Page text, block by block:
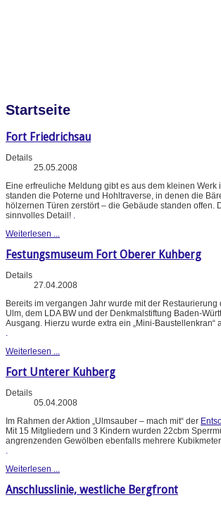
Startseite
Fort Friedrichsau
Details
25.05.2008
Eine erfreuliche Meldung gibt es aus dem kleinen
standen die Poterne und Hohltraverse, in denen die
hölzernen Türen zerstört – die Gebäude standen
sinnvolles Detail! .
Weiterlesen ...
Festungsmuseum Fort Oberer Kuhberg
Details
27.04.2008
Bereits im vergangen Jahr wurde mit der
Ulm, dem LDA BW und der Denkmalstiftung Baden-
Ausgang. Hierzu wurde extra ein „Mini-
Weiterlesen ...
Fort Unterer Kuhberg
Details
05.04.2008
Im Rahmen der Aktion „Ulmsauber – mach mit“ der
Mit 15 Mitgliedern und 3 Kindern wurden 22cbm
angrenzenden Gewölben ebenfalls mehrere
Weiterlesen ...
Anschlusslinie, westliche Bergfront